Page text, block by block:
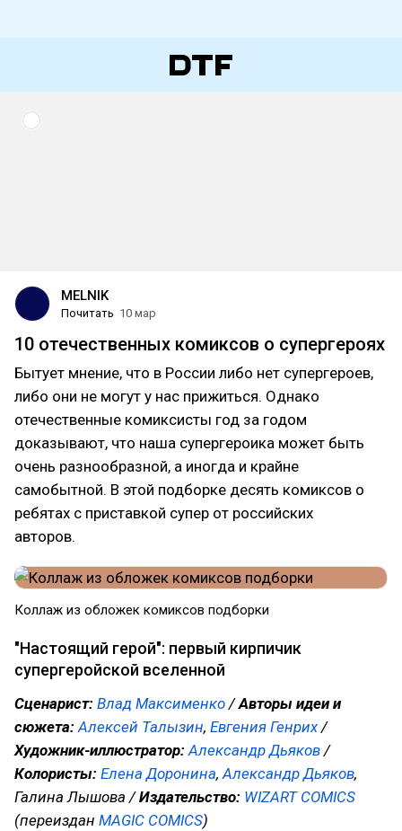
MELNIK
Почитать 10 мар
10 отечественных комиксов о супергероях
Бытует мнение, что в России либо нет супергероев,
либо они не могут у нас прижиться. Однако
отечественные комиксисты год за годом
доказывают, что наша супергероика может быть
очень разнообразной, а иногда и крайне
самобытной. В этой подборке десять комиксов о
ребятах с приставкой супер от российских
авторов.
Коллаж из обложек комиксов подборки
"Настоящий герой": первый кирпичик
супергеройской вселенной
Сценарист: Влад Максименко/Авторы идеи и
сюжета:Алексей Талызин, Евгения Генрих/
Художник-иллюстратор:Александр Дьяков/
Колористы: Елена Доронина,Александр Дьяков,
Галина Лышова /Издательство: WIZART COMICS
(переиздан MAGIC COMICS)